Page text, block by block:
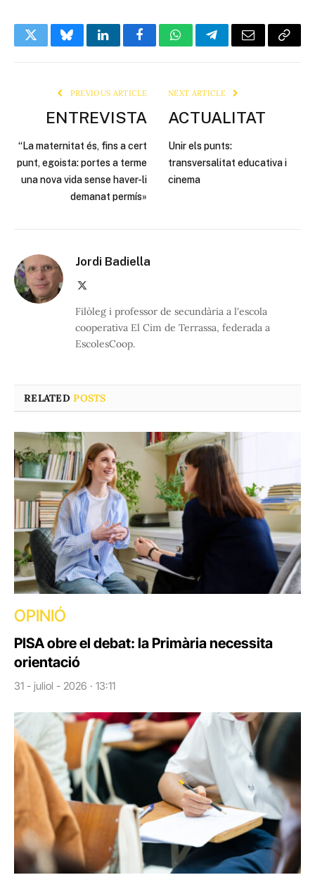
TwitterBlueskyLinkedInFacebookWhatsAppTelegramEmail Copy
PREVIOUS ARTICLE
ENTREVISTA
“La maternitat és, fins a cert
punt, egoista: portes a terme
una nova vida sense haver-li
demanat permís»
NEXT ARTICLE
ACTUALITAT
Unir els punts:
transversalitat educativa i
cinema
Jordi Badiella
Filòleg i professor de secundària a l'escola
cooperativa El Cim de Terrassa, federada a
EscolesCoop.
RELATEDPOSTS
OPINIÓ
PISA obre el debat: la Primària necessita
orientació
31 - juliol - 2026 · 13:11